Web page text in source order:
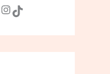
InstagramTikTok